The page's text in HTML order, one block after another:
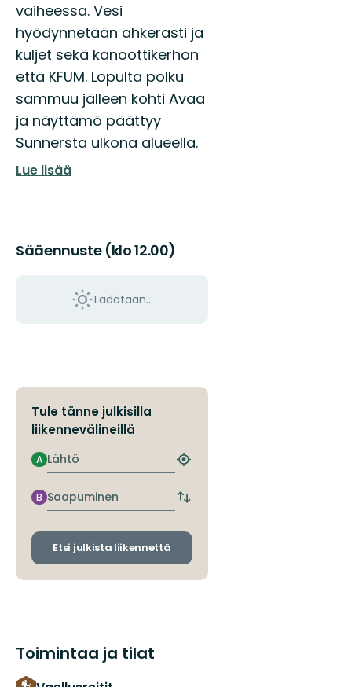
vaiheessa. Vesi
hyödynnetään ahkerasti ja
kuljet sekä kanoottikerhon
että KFUM. Lopulta polku
sammuu jälleen kohti Avaa
ja näyttämö päättyy
Sunnersta ulkona alueella.
Lue lisää
Sääennuste (klo 12.00)
Ladataan…
Tule tänne julkisilla
liikennevälineillä
Lähtö
A
Etsi
pysäkki
Saapuminen
B
Vaihda
ja
Etsi julkista liikennettä
Toimintaa ja tilat